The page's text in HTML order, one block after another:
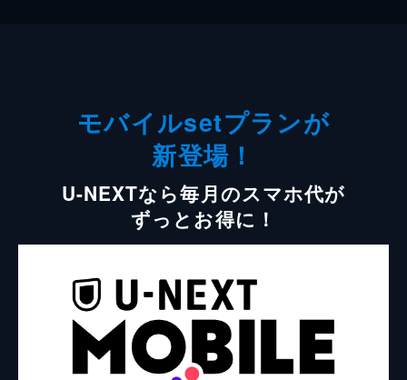
モバイルsetプランが
新登場！
U-NEXTなら毎月のスマホ代が
ずっとお得に！